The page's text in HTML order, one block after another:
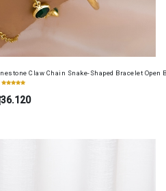
Claw Chain Snake-Shaped Bracelet Open